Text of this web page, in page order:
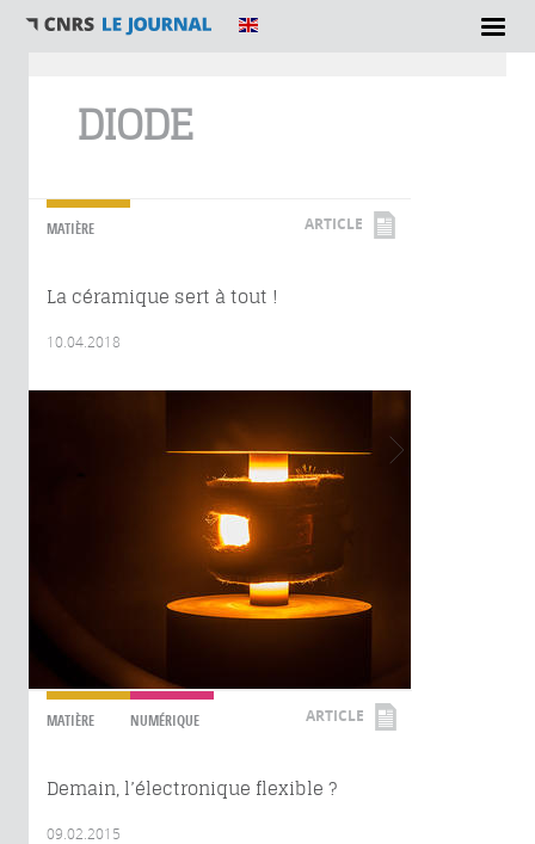
DIODE
MATIÈRE ARTICLE
La céramique sert à tout !
10.04.2018
MATIÈRE NUMÉRIQUE ARTICLE
Demain, l’électronique flexible ?
09.02.2015